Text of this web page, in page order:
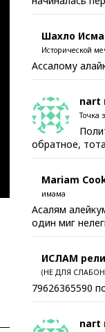
Шахло
Исторической
Ассалому
nart
Точка
обратное,
Mariam
имама
Асалям
один миг
ИСЛАМ
(НЕ ДЛЯ
79626365590
nart